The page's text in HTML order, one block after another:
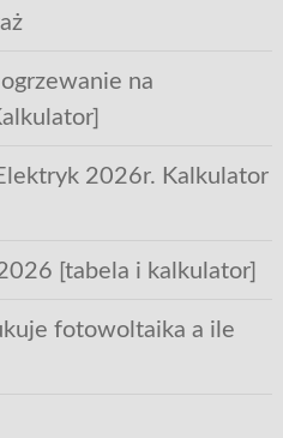
na
2026r. Kalkulator
[tabela i kalkulator]
fotowoltaika a ile